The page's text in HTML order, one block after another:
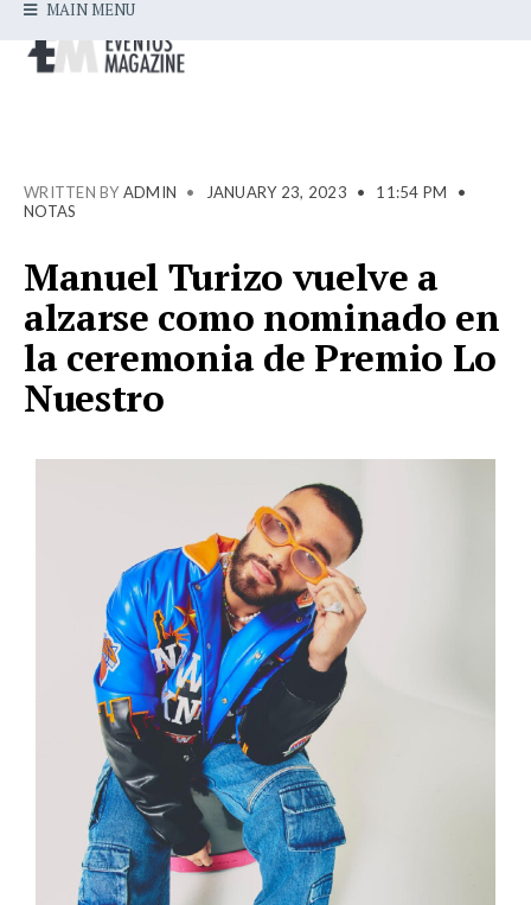
MAIN MENU
WRITTEN BY ADMIN • JANUARY 23, 2023 • 11:54 PM
•
NOTAS
Manuel Turizo vuelve a
alzarse como nominado en
la ceremonia de Premio Lo
Nuestro